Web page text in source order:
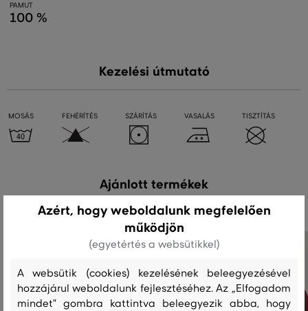
PAMUT
100 %
Kezelési útmutató
MOSÁS FEHÉRÍTÉS SZÁRÍTÁS VASALÁS TISZTÍTÁS
Ajánlott termékek
Azért, hogy weboldalunk megfelelően
működjön
(egyetértés a websütikkel)
A websütik (cookies) kezelésének beleegyezésével
hozzájárul weboldalunk fejlesztéséhez. Az „Elfogadom
mindet" gombra kattintva beleegyezik abba, hogy